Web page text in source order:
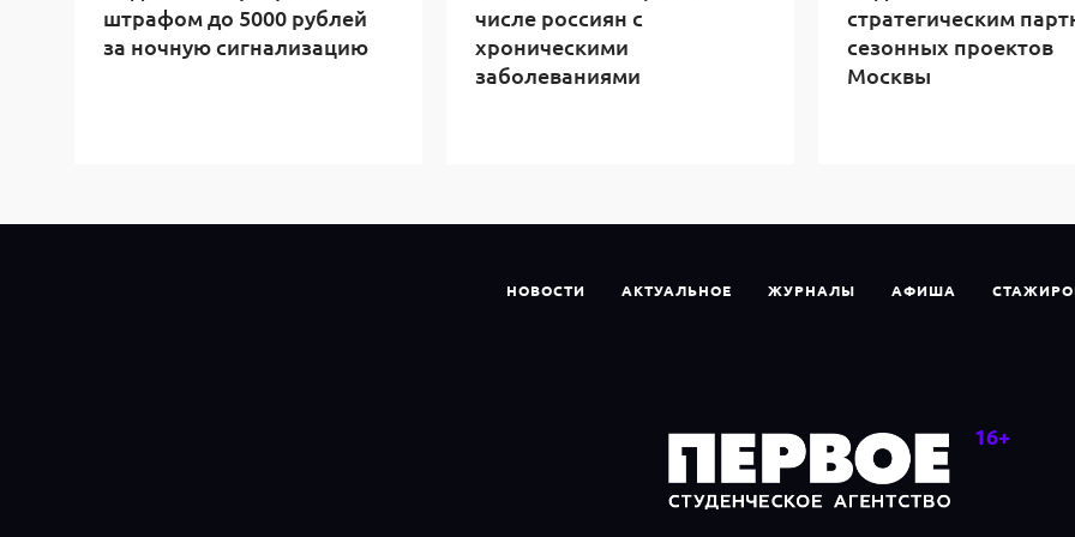
штрафом до 5000 рублей
за ночную сигнализацию
числе россиян с
хроническими
заболеваниями
стратегическим
сезонных проектов
Москвы
НОВОСТИ АКТУАЛЬНОЕ ЖУРНАЛЫ АФИША